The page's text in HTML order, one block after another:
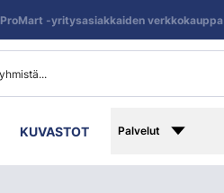
KUVASTOT Palvelut
ProMart -yritysasiakkaiden verkkokauppa|